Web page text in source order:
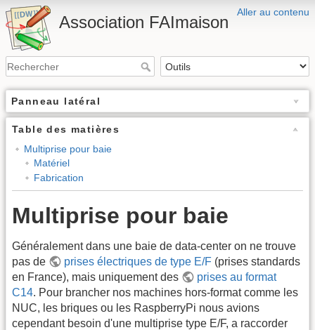
Aller au contenu
Association FAImaison
Panneau latéral
Table des matières
Multiprise pour baie
Matériel
Fabrication
Multiprise pour baie
Généralement dans une baie de data-center on ne trouve
pas de
prises électriques de type E/F (prises standards
en France), mais uniquement des
prises au format
C14. Pour brancher nos machines hors-format comme les
NUC, les briques ou les RaspberryPi nous avions
cependant besoin d'une multiprise type E/F, a raccorder